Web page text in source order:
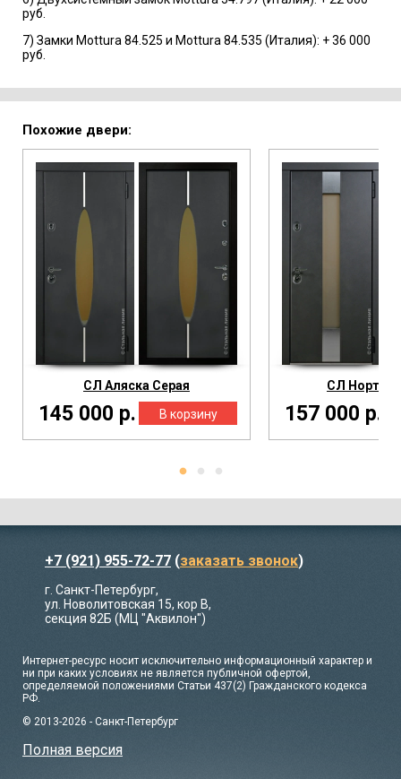
руб.
7) Замки Mottura 84.525 и Mottura 84.535 (Италия): + 36 000
руб.
Похожие двери:
СЛ Аляска Серая
145 000 р.
СЛ Нортон
157 000 р.
+7 (921) 955-72-77 (заказать звонок)
г. Санкт-Петербург,
ул. Новолитовская 15, кор В,
секция 82Б (МЦ "Аквилон")
Интернет-ресурс носит исключительно информационный характер и
ни при каких условиях не является публичной офертой,
определяемой положениями Статьи 437(2) Гражданского кодекса
РФ.
© 2013-2026 - Санкт-Петербург
Полная версия